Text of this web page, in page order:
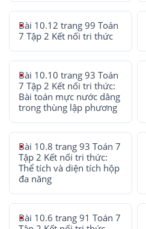
Bài 10.12 trang 99 Toán
7 Tập 2 Kết nối tri thức
Bài 10.10 trang 93 Toán
7 Tập 2 Kết nối tri thức:
Bài toán mực nước dâng
trong thùng lập phương
Bài 10.8 trang 93 Toán 7
Tập 2 Kết nối tri thức:
Thể tích và diện tích hộp
đa năng
Bài 10.6 trang 91 Toán 7